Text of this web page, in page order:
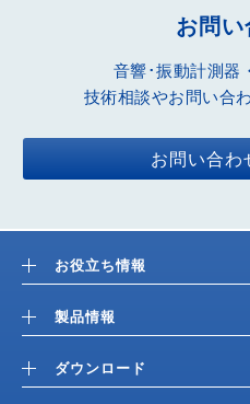
お問い
音響･振動計測器
技術相談やお問い合
お問い合わ
お役立ち情報
製品情報
ダウンロード